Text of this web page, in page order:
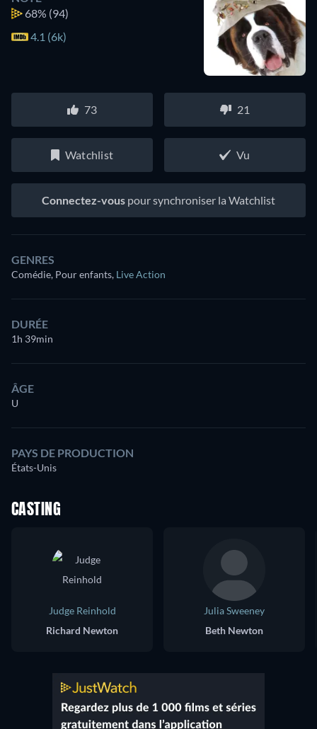
68% (94)
4.1 (6k)
73 21
Watchlist Vu
Connectez-vous pour synchroniser la Watchlist
GENRES
Comédie, Pour enfants, Live Action
DURÉE
1h 39min
ÂGE
U
PAYS DE PRODUCTION
États-Unis
CASTING
Judge Reinhold
Richard Newton
Julia Sweeney
Beth Newton